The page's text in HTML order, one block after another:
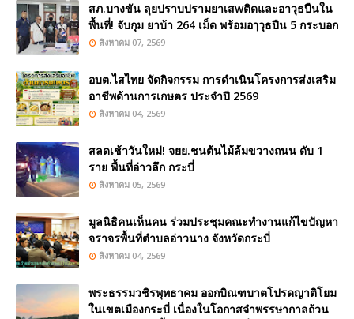
สภ.บางขัน ลุยปราบปรามยาเสwติดและอาวุธปืนใน
พื้นที่! จับกุม ยาบ้า 264 เม็ด พร้อมอๅวุธปืน 5 กระบอก
สิงหาคม 07, 2569
อบต.ไสไทย จัดกิจกรรม การดำเนินโครงการส่งเสริม
อาชีพด้านการเกษตร ประจำปี 2569
สิงหาคม 04, 2569
สลดเช้าวันใหม่! จยย.ชนต้นไม้ล้มขวางถนน ดับ 1
ราย พื้นที่อ่าวลึก กระบี่
สิงหาคม 05, 2569
มูลนิธิคนเห็นคน ร่วมประชุมคณะทำงานแก้ไขปัญหา
จราจรพื้นที่ตำบลอ่าวนาง จังหวัดกระบี่
สิงหาคม 04, 2569
พระธรรมวชิรพุทธาคม ออกบิณฑบาตโปรดญาติโยม
ในเขตเมืองกระบี่ เนื่องในโอกาสจำพรรษากาลถ้วน